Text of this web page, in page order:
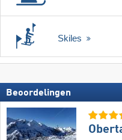
Skiles
Beoordelingen